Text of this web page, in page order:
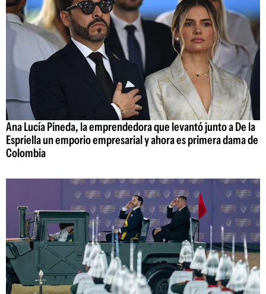
Ana Lucía Pineda, la emprendedora que levantó junto a De la
Espriella un emporio empresarial y ahora es primera dama de
Colombia